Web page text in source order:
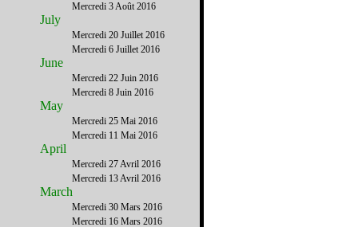
Mercredi 3 Août 2016
July
Mercredi 20 Juillet 2016
Mercredi 6 Juillet 2016
June
Mercredi 22 Juin 2016
Mercredi 8 Juin 2016
May
Mercredi 25 Mai 2016
Mercredi 11 Mai 2016
April
Mercredi 27 Avril 2016
Mercredi 13 Avril 2016
March
Mercredi 30 Mars 2016
Mercredi 16 Mars 2016